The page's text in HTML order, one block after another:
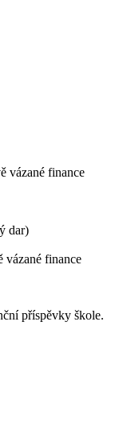
vázané finance
dar)
vázané finance
příspěvky škole.